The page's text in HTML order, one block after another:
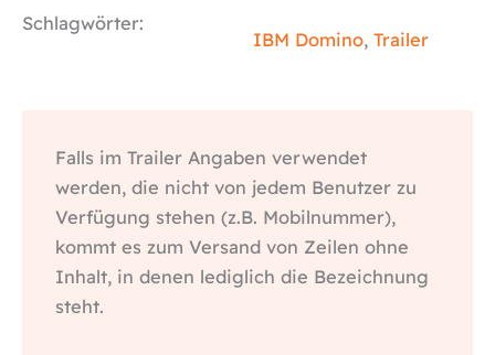
Schlagwörter:
IBM Domino, Trailer
Falls im Trailer Angaben verwendet
werden, die nicht von jedem Benutzer zu
Verfügung stehen (z.B. Mobilnummer),
kommt es zum Versand von Zeilen ohne
Inhalt, in denen lediglich die Bezeichnung
steht.